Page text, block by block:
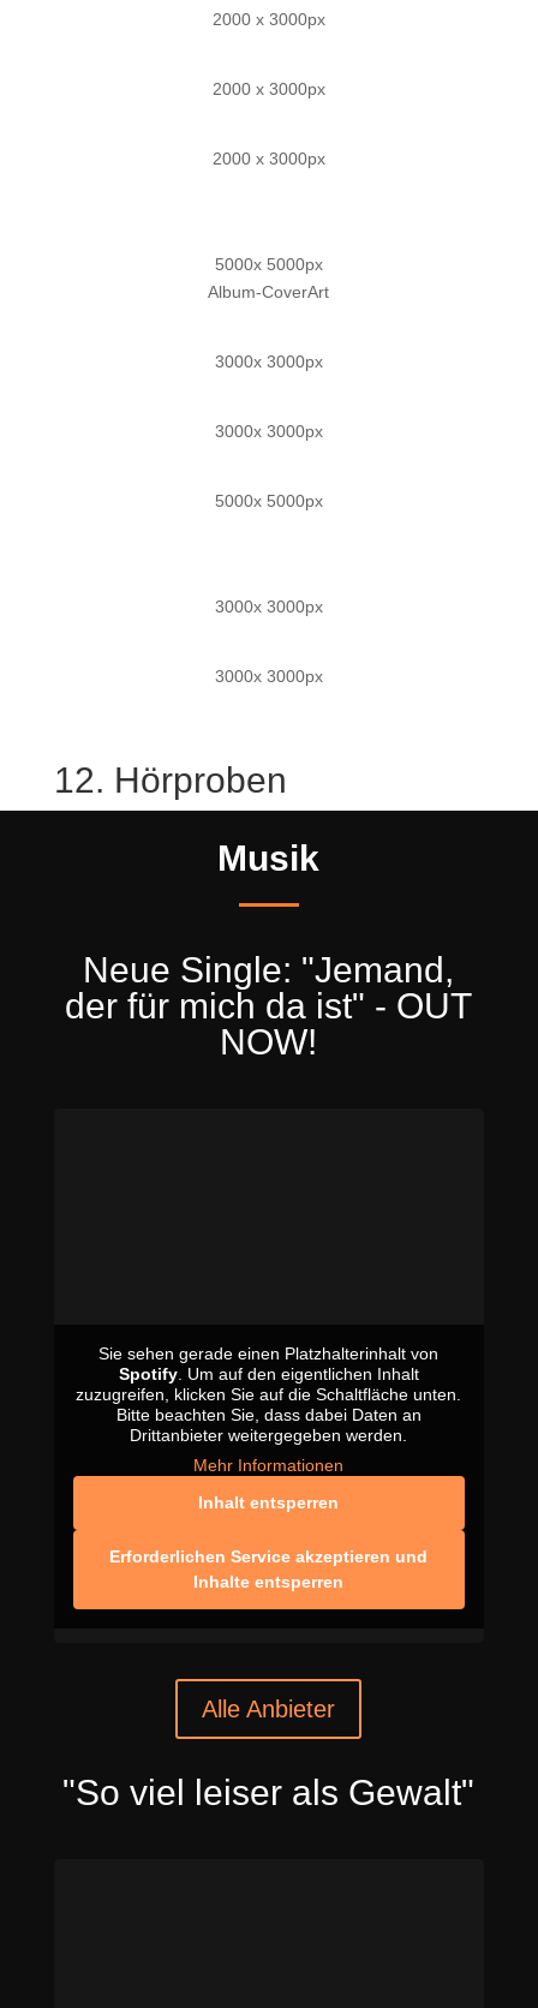
2000 x 3000px
2000 x 3000px
2000 x 3000px
5000x 5000px
Album-CoverArt
3000x 3000px
3000x 3000px
5000x 5000px
3000x 3000px
3000x 3000px
12. Hörproben
Musik
Neue Single: "Jemand,
der für mich da ist" - OUT
NOW!
Sie sehen gerade einen Platzhalterinhalt von
Spotify. Um auf den eigentlichen Inhalt
zuzugreifen, klicken Sie auf die Schaltfläche unten.
Bitte beachten Sie, dass dabei Daten an
Drittanbieter weitergegeben werden.
Mehr Informationen
Inhalt entsperren
Erforderlichen Service akzeptieren und
Inhalte entsperren
Alle Anbieter
"So viel leiser als Gewalt"